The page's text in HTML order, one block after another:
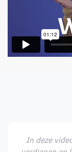
In deze